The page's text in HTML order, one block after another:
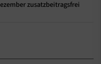
zusatzbeitragsfrei